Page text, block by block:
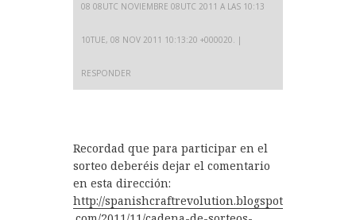
08 08UTC NOVIEMBRE 08UTC 2011 A LAS 10:13
10TUE, 08 NOV 2011 10:13:20 +000020.
RESPONDER
Recordad que para participar en el
sorteo deberéis dejar el comentario
en esta dirección:
http://spanishcraftrevolution.blogspot